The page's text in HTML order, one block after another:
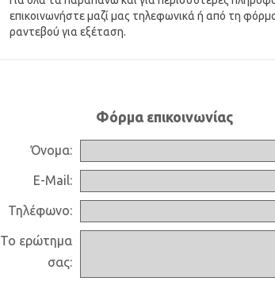
επικοινωνήστε μαζί μας τηλεφωνικά ή από τη
ραντεβού για εξέταση.
Φόρμα επικοινωνίας
Όνομα:
E-Mail:
Τηλέφωνο:
Το ερώτημα
σας: